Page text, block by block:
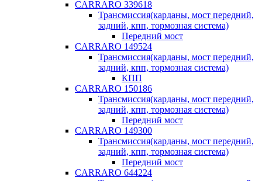
CARRARO 339618
Трансмиссия(карданы, мост передний,
задний, кпп, тормозная система)
Передний мост
CARRARO 149524
Трансмиссия(карданы, мост передний,
задний, кпп, тормозная система)
КПП
CARRARO 150186
Трансмиссия(карданы, мост передний,
задний, кпп, тормозная система)
Передний мост
CARRARO 149300
Трансмиссия(карданы, мост передний,
задний, кпп, тормозная система)
Передний мост
CARRARO 644224